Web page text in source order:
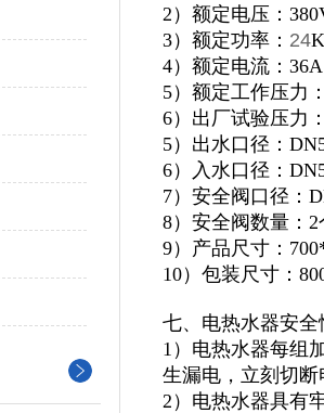
2）额定电压：
3）额定功率： 24
4）额定电流：36A
5）额定工作压力
6）出厂试验压力
5）出水口径：
6）入水口径：
7）安全阀口径：
8）安全阀数量：2
9）产品尺寸：
10）包装尺寸：
七、电热水器安全
1）电热水器每组
生漏电，立刻切
2）电热水器具有